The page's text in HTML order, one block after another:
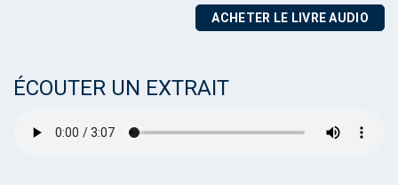
ACHETER LE LIVRE AUDIO
ÉCOUTER UN EXTRAIT